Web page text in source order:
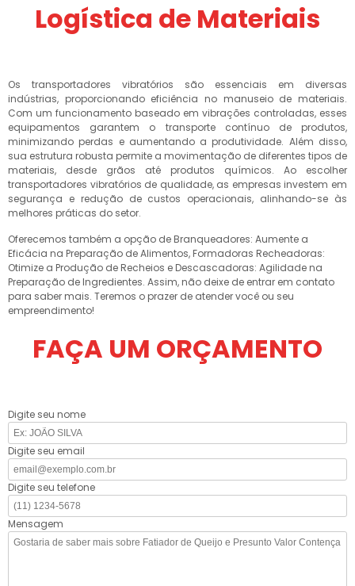
Logística de Materiais
Os transportadores vibratórios são essenciais em diversas
indústrias, proporcionando eficiência no manuseio de materiais.
Com um funcionamento baseado em vibrações controladas, esses
equipamentos garantem o transporte contínuo de produtos,
minimizando perdas e aumentando a produtividade. Além disso,
sua estrutura robusta permite a movimentação de diferentes tipos de
materiais, desde grãos até produtos químicos. Ao escolher
transportadores vibratórios de qualidade, as empresas investem em
segurança e redução de custos operacionais, alinhando-se às
melhores práticas do setor.
Oferecemos também a opção de Branqueadores: Aumente a
Eficácia na Preparação de Alimentos, Formadoras Recheadoras:
Otimize a Produção de Recheios e Descascadoras: Agilidade na
Preparação de Ingredientes. Assim, não deixe de entrar em contato
para saber mais. Teremos o prazer de atender você ou seu
empreendimento!
FAÇA UM ORÇAMENTO
Digite seu nome
Digite seu email
Digite seu telefone
Mensagem